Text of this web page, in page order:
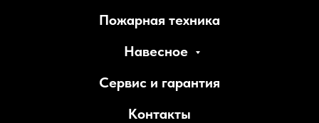
Пожарная техника
Навесное
Сервис и гарантия
Контакты